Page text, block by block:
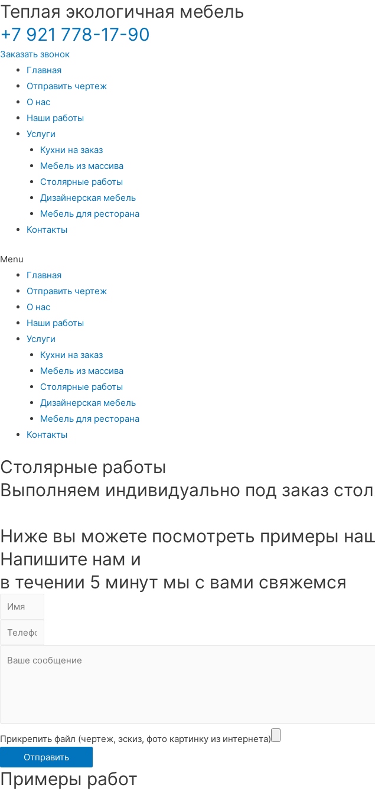
Теплая экологичная мебель
+7 921 778-17-90
Заказать звонок
Главная
Отправить чертеж
О нас
Наши работы
Услуги
Кухни на заказ
Мебель из массива
Столярные работы
Дизайнерская мебель
Мебель для ресторана
Контакты
Menu
Главная
Отправить чертеж
О нас
Наши работы
Услуги
Кухни на заказ
Мебель из массива
Столярные работы
Дизайнерская мебель
Мебель для ресторана
Контакты
Столярные работы
Выполняем индивидуально под заказ
Ниже вы можете посмотреть примеры
Напишите нам и
в течении 5 минут мы с вами свяжемся
Прикрепить файл (чертеж, эскиз, фото картинку из интернета)
Отправить
Примеры работ